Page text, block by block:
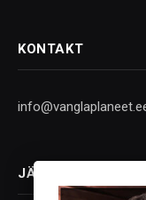
KONTAKT
JÄLGI